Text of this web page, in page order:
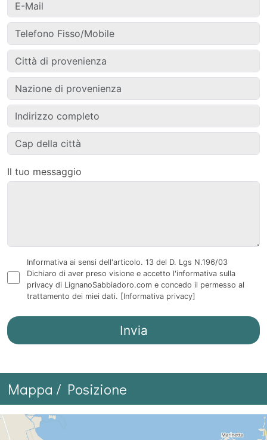
Il tuo messaggio
Informativa ai sensi dell'articolo. 13 del D. Lgs N.196/03
Dichiaro di aver preso visione e accetto l'informativa sulla
privacy di LignanoSabbiadoro.com e concedo il permesso al
trattamento dei miei dati. [Informativa privacy]
Mappa / Posizione